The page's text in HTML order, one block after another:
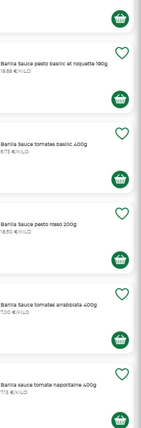
Barilla Sauce pesto basilic et roquette 190g
18,68 €/KILO
Barilla Sauce tomates basilic 400g
6,73 €/KILO
Barilla Sauce pesto rosso 200g
18,50 €/KILO
Barilla Sauce tomates arrabbiata 400g
7,00 €/KILO
Barilla sauce tomate napolitaine 400g
7,13 €/KILO